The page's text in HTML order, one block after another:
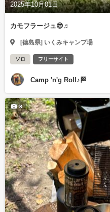
2025年10月01日
カモフラージュ😎♬
[徳島県] いくみキャンプ場
ソロ フリーサイト
Camp 'n'g Roll♪🏁
8